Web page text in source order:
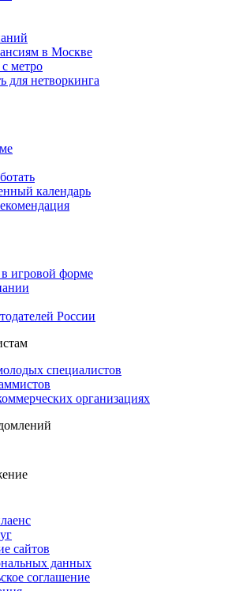
в Москве
метро
для нетворкинга
календарь
игровой форме
России
специалистов
организациях
сайтов
данных
соглашение